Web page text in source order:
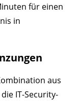
für einen
in
aus
IT-Security-